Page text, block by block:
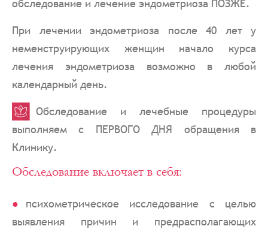
обследование и лечение эндометриоза ПОЗЖЕ.
При лечении эндометриоза после 40 лет у
неменструирующих женщин начало курса
лечения эндометриоза возможно в любой
календарный день.
Обследование и лечебные процедуры
выполняем с ПЕРВОГО ДНЯ обращения в
Клинику.
Обследование включает в себя:
психометрическое исследование с целью
выявления причин и предрасполагающих